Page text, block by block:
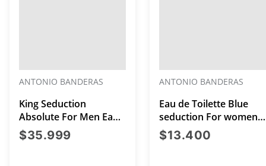
ANTONIO BANDERAS
King Seduction
Absolute For Men Eau
De Toilette Spray 200
mL
$35.999precio actual $35.999
ANTONIO BANDERAS
Eau de Toilette Blue
seduction For women
de 50 mL
$13.400